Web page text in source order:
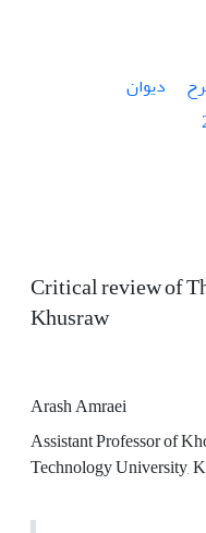
دیوان
Critical review of
Khusraw
Arash Amraei
Assistant Professor of
Technology University,